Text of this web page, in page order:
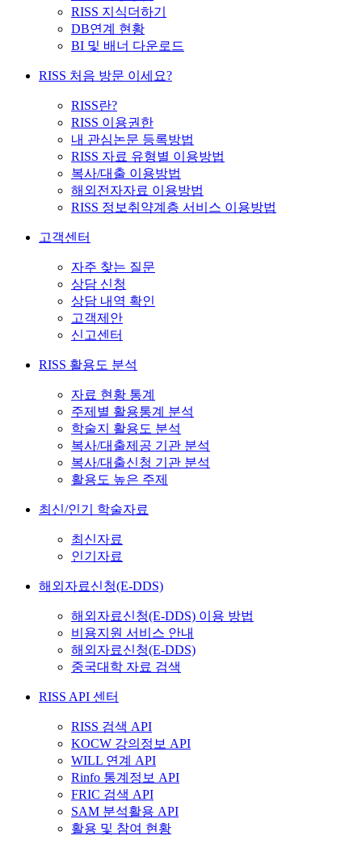
RISS 지식더하기
DB연계 현황
BI 및 배너 다운로드
RISS 처음 방문 이세요?
RISS란?
RISS 이용권한
내 관심논문 등록방법
RISS 자료 유형별 이용방법
복사/대출 이용방법
해외전자자료 이용방법
RISS 정보취약계층 서비스 이용방법
고객센터
자주 찾는 질문
상담 신청
상담 내역 확인
고객제안
신고센터
RISS 활용도 분석
자료 현황 통계
주제별 활용통계 분석
학술지 활용도 분석
복사/대출제공 기관 분석
복사/대출신청 기관 분석
활용도 높은 주제
최신/인기 학술자료
최신자료
인기자료
해외자료신청(E-DDS)
해외자료신청(E-DDS) 이용 방법
비용지원 서비스 안내
해외자료신청(E-DDS)
중국대학 자료 검색
RISS API 센터
RISS 검색 API
KOCW 강의정보 API
WILL 연계 API
Rinfo 통계정보 API
FRIC 검색 API
SAM 분석활용 API
활용 및 참여 현황